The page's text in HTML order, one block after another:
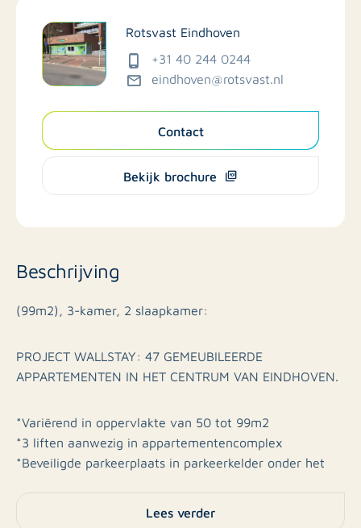
Rotsvast Eindhoven
+31 40 244 0244
eindhoven@rotsvast.nl
Contact
Bekijk brochure
Beschrijving
(99m2), 3-kamer, 2 slaapkamer:
PROJECT WALLSTAY: 47 GEMEUBILEERDE
APPARTEMENTEN IN HET CENTRUM VAN EINDHOVEN.
*Variërend in oppervlakte van 50 tot 99m2
*3 liften aanwezig in appartementencomplex
*Beveiligde parkeerplaats in parkeerkelder onder het
*Fitnessruimte v.v. apparatuur
*Wallstay cafe met poolbiljart
Lees verder